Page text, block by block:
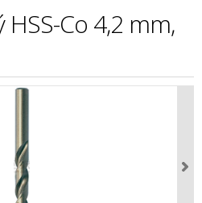
Co 4,2 mm,